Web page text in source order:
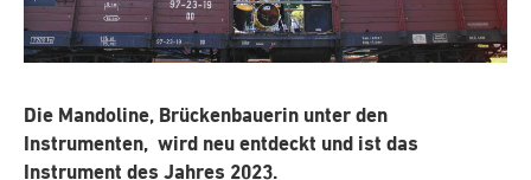
Die Mandoline, Brückenbauerin unter den
Instrumenten, wird neu entdeckt und ist das
Instrument des Jahres 2023.